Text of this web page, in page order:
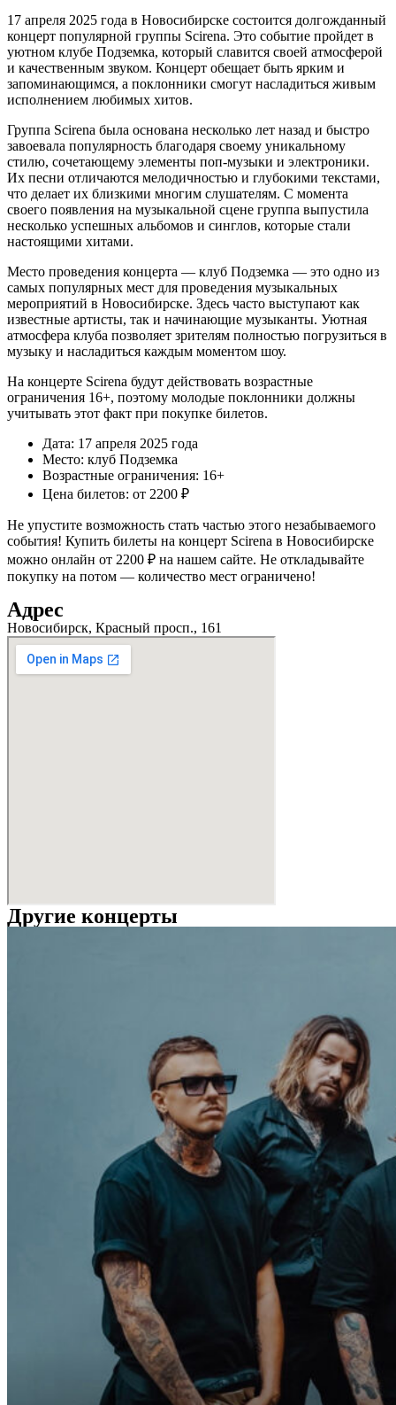
17 апреля 2025 года в Новосибирске состоится долгожданный
концерт популярной группы Scirena. Это событие пройдет в
уютном клубе Подземка, который славится своей атмосферой
и качественным звуком. Концерт обещает быть ярким и
запоминающимся, а поклонники смогут насладиться живым
исполнением любимых хитов.
Группа Scirena была основана несколько лет назад и быстро
завоевала популярность благодаря своему уникальному
стилю, сочетающему элементы поп-музыки и электроники.
Их песни отличаются мелодичностью и глубокими текстами,
что делает их близкими многим слушателям. С момента
своего появления на музыкальной сцене группа выпустила
несколько успешных альбомов и синглов, которые стали
настоящими хитами.
Место проведения концерта — клуб Подземка — это одно из
самых популярных мест для проведения музыкальных
мероприятий в Новосибирске. Здесь часто выступают как
известные артисты, так и начинающие музыканты. Уютная
атмосфера клуба позволяет зрителям полностью погрузиться в
музыку и насладиться каждым моментом шоу.
На концерте Scirena будут действовать возрастные
ограничения 16+, поэтому молодые поклонники должны
учитывать этот факт при покупке билетов.
Дата: 17 апреля 2025 года
Место: клуб Подземка
Возрастные ограничения: 16+
Цена билетов: от 2200 ₽
Не упустите возможность стать частью этого незабываемого
события! Купить билеты на концерт Scirena в Новосибирске
можно онлайн от 2200 ₽ на нашем сайте. Не откладывайте
покупку на потом — количество мест ограничено!
Адрес
Новосибирск, Красный просп., 161
Другие концерты